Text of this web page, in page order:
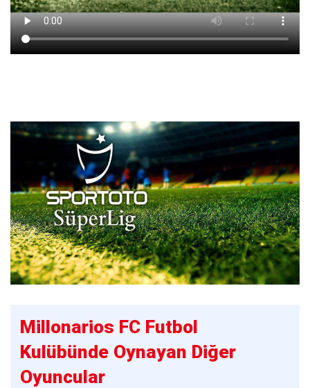
Millonarios FC Futbol
Kulübünde Oynayan Diğer
Oyuncular